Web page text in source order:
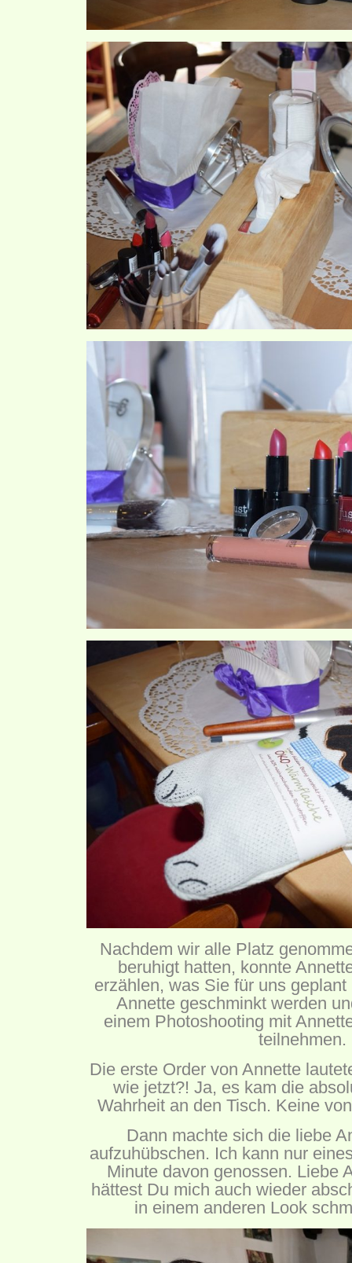
Nachdem wir alle Platz
beruhigt hatten, konnte
erzählen, was Sie für uns
Annette geschminkt werden
einem Photoshooting mit
teilnehmen.
Die erste Order von Annette
wie jetzt?! Ja, es kam die
Wahrheit an den Tisch. Keine
Dann machte sich die liebe
aufzuhübschen. Ich kann nur
Minute davon genossen. Liebe
hättest Du mich auch wieder
in einem anderen Look